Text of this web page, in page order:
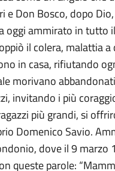
e Don Bosco, dopo
oggi ammirato in tutto
il colera, malattia
in casa, rifiutando
morivano
invitando i più
più grandi, si
Domenico Savio.
dove il 9 marzo
queste parole: